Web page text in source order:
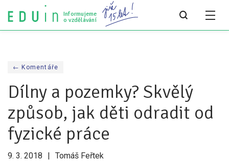
Informujeme
o vzdělávání
Všechny články
Všechny články
Týdeník bEDUin
Analýzy
Audit vzdělávacího systému
← Komentáře
Dílny a pozemky? Skvělý
způsob, jak děti odradit od
fyzické práce
9. 3. 2018 Tomáš Feřtek